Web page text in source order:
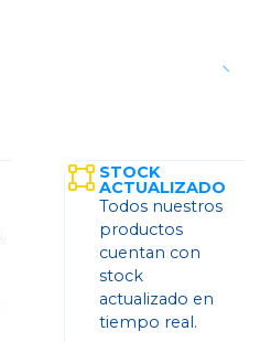
STOCK
ACTUALIZADO
Todos nuestros
productos
cuentan con
stock
actualizado en
tiempo real.